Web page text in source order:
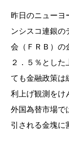
昨日のニューヨ
ンシスコ連銀の
会（ＦＲＢ）の
２．５％とし
ても金融政策は
利上げ観測をけ
外国為替市場で
引される金塊に